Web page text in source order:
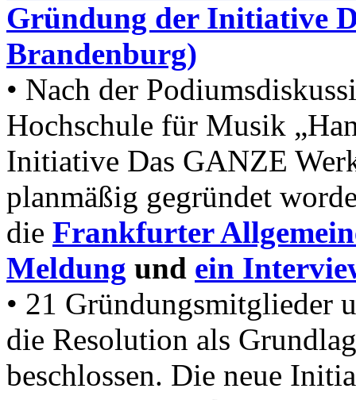
Gründung der Initiative
Brandenburg)
• Nach der
Hochschule für Musik
Initiative Das GANZE
planmäßig gegründet
die Frankfurter
Meldung und ein
• 21 Gründungsmitglieder
die Resolution als
beschlossen. Die neue